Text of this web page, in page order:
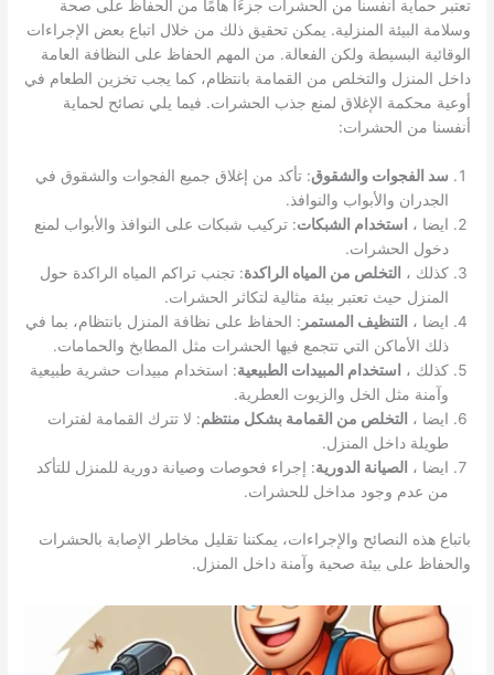
تعتبر حماية أنفسنا من الحشرات جزءًا هامًا من الحفاظ على صحة
وسلامة البيئة المنزلية. يمكن تحقيق ذلك من خلال اتباع بعض الإجراءات
الوقائية البسيطة ولكن الفعالة. من المهم الحفاظ على النظافة العامة
داخل المنزل والتخلص من القمامة بانتظام، كما يجب تخزين الطعام في
أوعية محكمة الإغلاق لمنع جذب الحشرات. فيما يلي نصائح لحماية
أنفسنا من الحشرات:
سد الفجوات والشقوق: تأكد من إغلاق جميع الفجوات والشقوق في
الجدران والأبواب والنوافذ.
ايضا ،
استخدام الشبكات: تركيب شبكات على النوافذ والأبواب لمنع
دخول الحشرات.
كذلك ، التخلص من المياه الراكدة: تجنب تراكم المياه الراكدة حول
المنزل حيث تعتبر بيئة مثالية لتكاثر الحشرات.
ايضا ، التنظيف المستمر : الحفاظ على نظافة المنزل بانتظام، بما في
ذلك الأماكن التي تتجمع فيها الحشرات مثل المطابخ والحمامات.
كذلك ،
استخدام المبيدات الطبيعية: استخدام مبيدات حشرية طبيعية
وآمنة مثل الخل والزيوت العطرية.
ايضا ، التخلص من القمامة بشكل منتظم: لا تترك القمامة لفترات
طويلة داخل المنزل.
ايضا ، الصيانة الدورية: إجراء فحوصات وصيانة دورية للمنزل للتأكد
من عدم وجود مداخل للحشرات.
باتباع هذه النصائح والإجراءات، يمكننا تقليل مخاطر الإصابة بالحشرات
والحفاظ على بيئة صحية وآمنة داخل المنزل.